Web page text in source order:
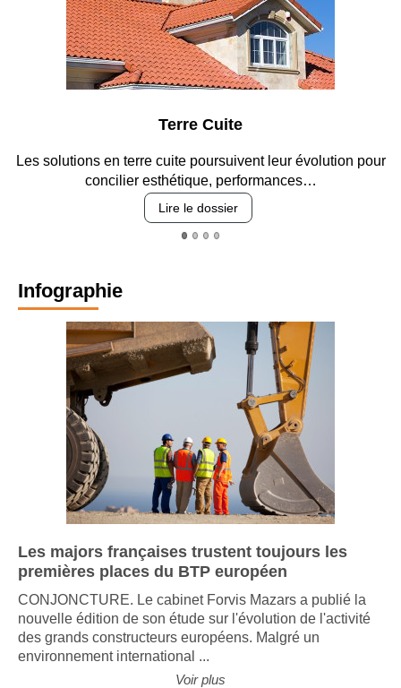
Terre Cuite
Les solutions en terre cuite poursuivent leur évolution pour
concilier esthétique, performances…
Lire le dossier
Infographie
Les majors françaises trustent toujours les
premières places du BTP européen
CONJONCTURE. Le cabinet Forvis Mazars a publié la
nouvelle édition de son étude sur l'évolution de l'activité
des grands constructeurs européens. Malgré un
environnement international ...
Voir plus